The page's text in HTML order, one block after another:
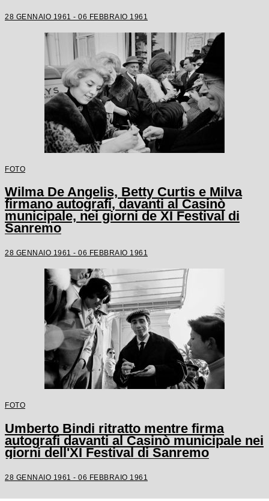
28 GENNAIO 1961 - 06 FEBBRAIO 1961
FOTO
Wilma De Angelis, Betty Curtis e Milva
firmano autografi, davanti al Casinò
municipale, nei giorni de XI Festival di
Sanremo
28 GENNAIO 1961 - 06 FEBBRAIO 1961
FOTO
Umberto Bindi ritratto mentre firma
autografi davanti al Casinò municipale nei
giorni dell'XI Festival di Sanremo
28 GENNAIO 1961 - 06 FEBBRAIO 1961